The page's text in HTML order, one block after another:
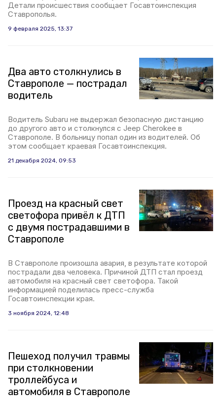
Детали происшествия сообщает Госавтоинспекция
Ставрополья.
9 февраля 2025, 13:37
Два авто столкнулись в
Ставрополе — пострадал
водитель
Водитель Subaru не выдержал безопасную дистанцию
до другого авто и столкнулся с Jeep Cherokee в
Ставрополе. В больницу попал один из водителей. Об
этом сообщает краевая Госавтоинспекция.
21 декабря 2024, 09:53
Проезд на красный свет
светофора привёл к ДТП
с двумя пострадавшими в
Ставрополе
В Ставрополе произошла авария, в результате которой
пострадали два человека. Причиной ДТП стал проезд
автомобиля на красный свет светофора. Такой
информацией поделилась пресс-служба
Госавтоинспекции края.
3 ноября 2024, 12:48
Пешеход получил травмы
при столкновении
троллейбуса и
автомобиля в Ставрополе